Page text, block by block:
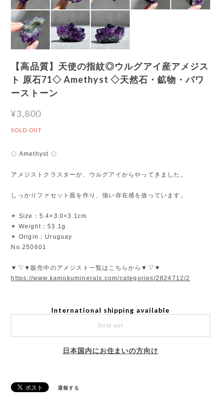
【高品質】天使の指紋◎ウルグアイ産アメジス
ト 原石71◇ Amethyst ◇天然石・鉱物・パワ
ーストーン
¥3,800
SOLD OUT
◇ Amethyst ◇
アメジストクラスターが、ウルグアイからやってきました。
しっかりファセット面を作り、強い存在感を放っています。
✴︎ Size：5.4×3.0×3.1cm
✴︎ Weight：53.1g
✴︎ Origin：Uruguay
No.250601
▼▽▼販売中のアメジスト一覧はこちらから▼▽▼
https://www.kamokuminerals.com/categories/2824712/2
International shipping available
Sold out
日本国内にお住まいの方向け
通報する